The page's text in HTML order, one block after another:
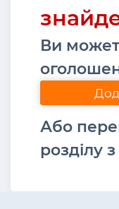
Ви
Або
розділу з